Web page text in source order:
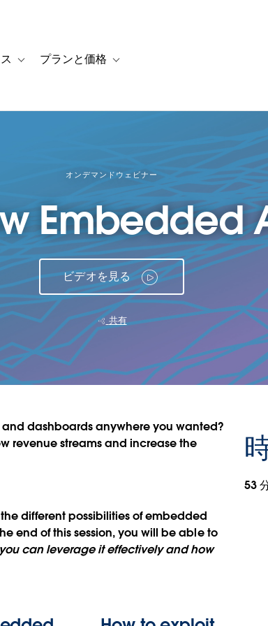
ーリー for ソリューション
Toggle sub-navigation for リソース
プランと価格 Toggle sub-navigation for プランと価
オンデマンドウェビナー
Embedded
ビデオを見る
共有
dashboards anywhere you wanted?
revenue streams and increase the
different possibilities of embedded
end of this session, you will be able to
can leverage it effectively and how
53